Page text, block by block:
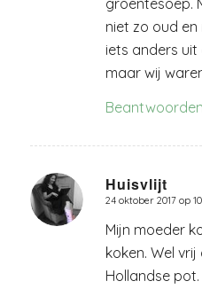
niet zo oud
iets anders uit
maar wij
Beantwoorden
Huisvlijt
zegt:
24 oktober 2017 op
Mijn moeder
koken. Wel vrij
Hollandse pot.